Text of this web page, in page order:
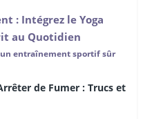
: Intégrez le Yoga
au Quotidien
entraînement sportif sûr
de Fumer : Trucs et